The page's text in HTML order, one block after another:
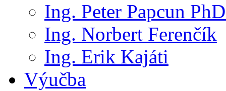
Ing. Peter Papcun
Ing. Norbert Ferenčík
Ing. Erik Kajáti
Výučba